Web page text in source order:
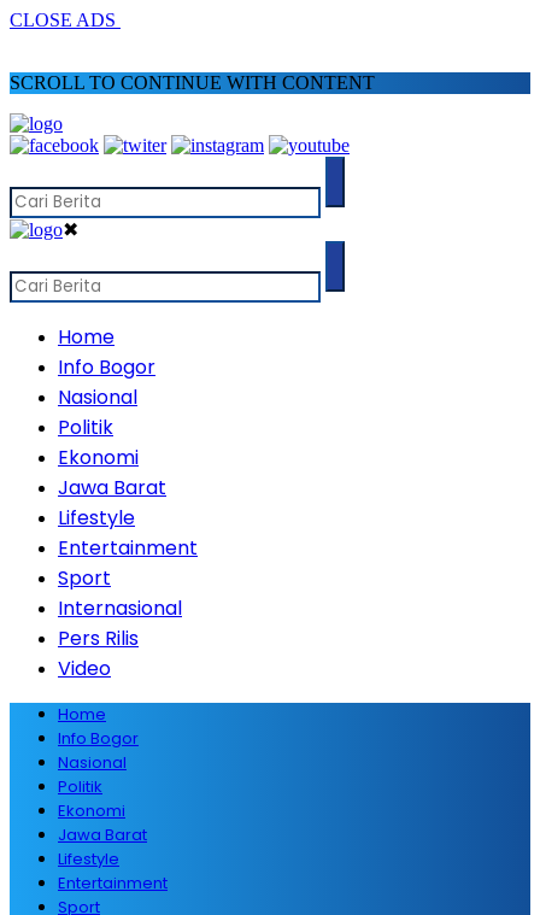
CLOSE ADS
SCROLL TO CONTINUE WITH CONTENT
✖
Home
Info Bogor
Nasional
Politik
Ekonomi
Jawa Barat
Lifestyle
Entertainment
Sport
Internasional
Pers Rilis
Video
Home
Info Bogor
Nasional
Politik
Ekonomi
Jawa Barat
Lifestyle
Entertainment
Sport